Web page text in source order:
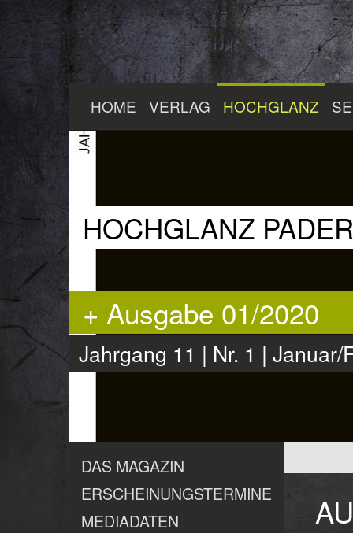
Hauptinhalt
HOME VERLAG HOCHGLANZ
HOCHGLANZ
+ Ausgabe 01/2020
Jahrgang 11 | Nr. 1 | Januar/
DAS MAGAZIN
ERSCHEINUNGSTERMINE
MEDIADATEN